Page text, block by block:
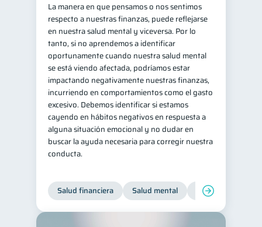
La manera en que pensamos o nos sentimos
respecto a nuestras finanzas, puede reflejarse
en nuestra salud mental y viceversa. Por lo
tanto, si no aprendemos a identificar
oportunamente cuando nuestra salud mental
se está viendo afectada, podríamos estar
impactando negativamente nuestras finanzas,
incurriendo en comportamientos como el gasto
excesivo. Debemos identificar si estamos
cayendo en hábitos negativos en respuesta a
alguna situación emocional y no dudar en
buscar la ayuda necesaria para corregir nuestra
conducta.
Salud financiera Salud mental Inclusión